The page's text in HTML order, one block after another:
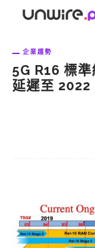
企業趨勢
5G R16 標
延遲至 2022